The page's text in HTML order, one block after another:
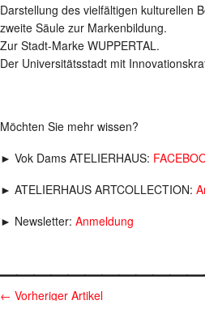
Darstellung des vielfältigen kulturellen
zweite Säule zur Markenbildung.
Zur Stadt-Marke WUPPERTAL.
Der Universitätsstadt mit
Möchten Sie mehr wissen?
► Vok Dams ATELIERHAUS:
► ATELIERHAUS ARTCOLLECTION:
► Newsletter: Anmeldung
← Vorheriger Artikel